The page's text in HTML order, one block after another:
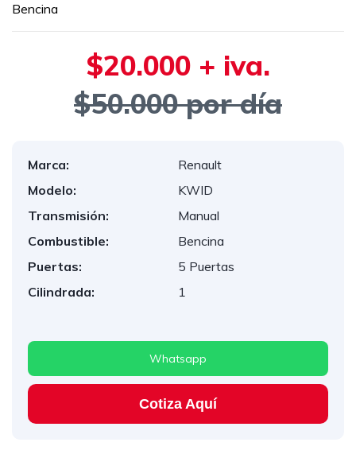
Bencina
$20.000 + iva.
$50.000 por día
Marca:
Renault
Modelo:
KWID
Transmisión:
Manual
Combustible:
Bencina
Puertas:
5 Puertas
Cilindrada:
1
Whatsapp
Cotiza Aquí